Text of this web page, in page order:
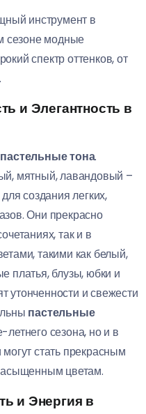
инструмент в
сезоне модные
спектр оттенков, от
и Элегантность в
пастельные тона.
мятный, лавандовый –
создания легких,
Они прекрасно
так и в
такими как белый,
платья, блузы, юбки и
и свежести
пастельные
сезона, но и в
стать прекрасным
цветам.
и Энергия в